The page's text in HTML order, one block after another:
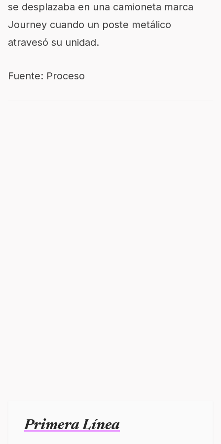
se desplazaba en una camioneta marca
Journey cuando un poste metálico
atravesó su unidad.
Fuente: Proceso
Primera Línea